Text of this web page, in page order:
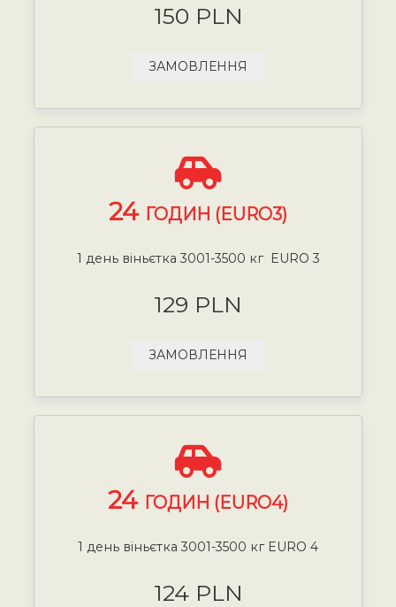
150 PLN
ЗАМОВЛЕННЯ
24 ГОДИН (EURO3)
1 день віньєтка 3001-3500 кг EURO 3
129 PLN
ЗАМОВЛЕННЯ
24 ГОДИН (EURO4)
1 день віньєтка 3001-3500 кг EURO 4
124 PLN